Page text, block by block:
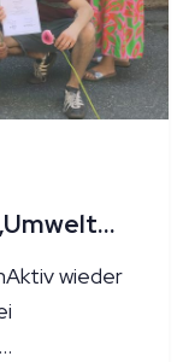
Abschlussveranstaltung „Umweltprofis von morgen“
wieder